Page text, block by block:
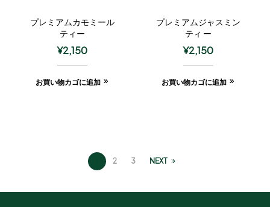
プレミアムカモミール
ティー
¥2,150
お買い物カゴに追加
プレミアムジャスミン
ティ ー
¥2,150
お買い物カゴに追加
2 3 NEXT